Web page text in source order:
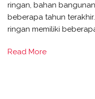
ringan, bahan
beberapa tahun
ringan memiliki
Read More